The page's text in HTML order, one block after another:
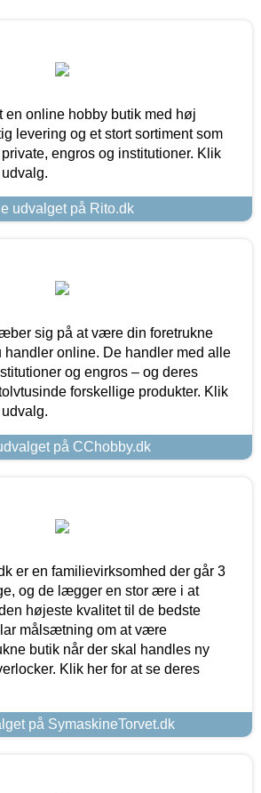
en online hobby butik med høj
levering og et stort sortiment som
engros og institutioner. Klik
udvalget på Rito.dk
sig på at være din foretrukne
handler online. De handler med alle
og engros – og deres
forskellige produkter. Klik
på CChobby.dk
er en familievirksomhed der går 3
og de lægger en stor ære i at
højeste kvalitet til de bedste
målsætning om at være
butik når der skal handles ny
Klik her for at se deres
på SymaskineTorvet.dk